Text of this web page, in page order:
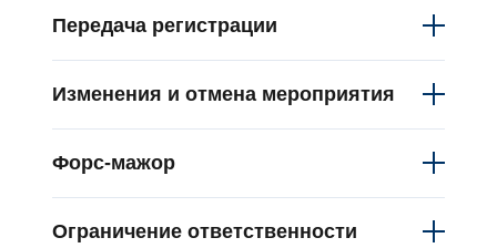
Передача регистрации
Изменения и отмена мероприятия
Форс-мажор
Ограничение ответственности